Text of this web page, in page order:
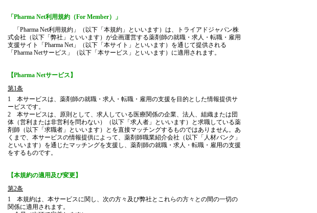
「Pharma Net利用規約（For Member）」
「Pharma Net利用規約」（以下「本規約」といいます）は、トライアドジャパン株
式会社（以下「弊社」といいます）が企画運営する薬剤師の就職・求人・転職・雇用
支援サイト「Pharma Net」（以下「本サイト」といいます）を通じて提供される
「Pharma Netサービス」（以下「本サービス」といいます）に適用されます。
【Pharma Netサービス】
第1条
1 本サービスは、薬剤師の就職・求人・転職・雇用の支援を目的とした情報提供サ
ービスです。
2 本サービスは、原則として、求人している医療関係の企業、法人、組織または団
体（営利または非営利を問わない）（以下「求人者」といいます）と求職している薬
剤師（以下「求職者」といいます）とを直接マッチングするものではありません。あ
くまで、本サービスの情報提供によって、薬剤師職業紹介会社（以下「人材バンク」
といいます）を通じたマッチングを支援し、薬剤師の就職・求人・転職・雇用の支援
をするものです。
【本規約の適用及び変更】
第2条
1 本規約は、本サービスに関し、次の方々及び弊社とこれらの方々との間の一切の
関係に適用されます。